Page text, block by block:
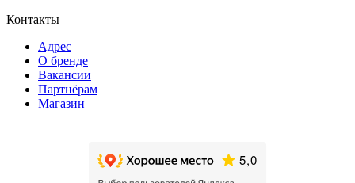
Контакты
Адрес
О бренде
Вакансии
Партнёрам
Магазин